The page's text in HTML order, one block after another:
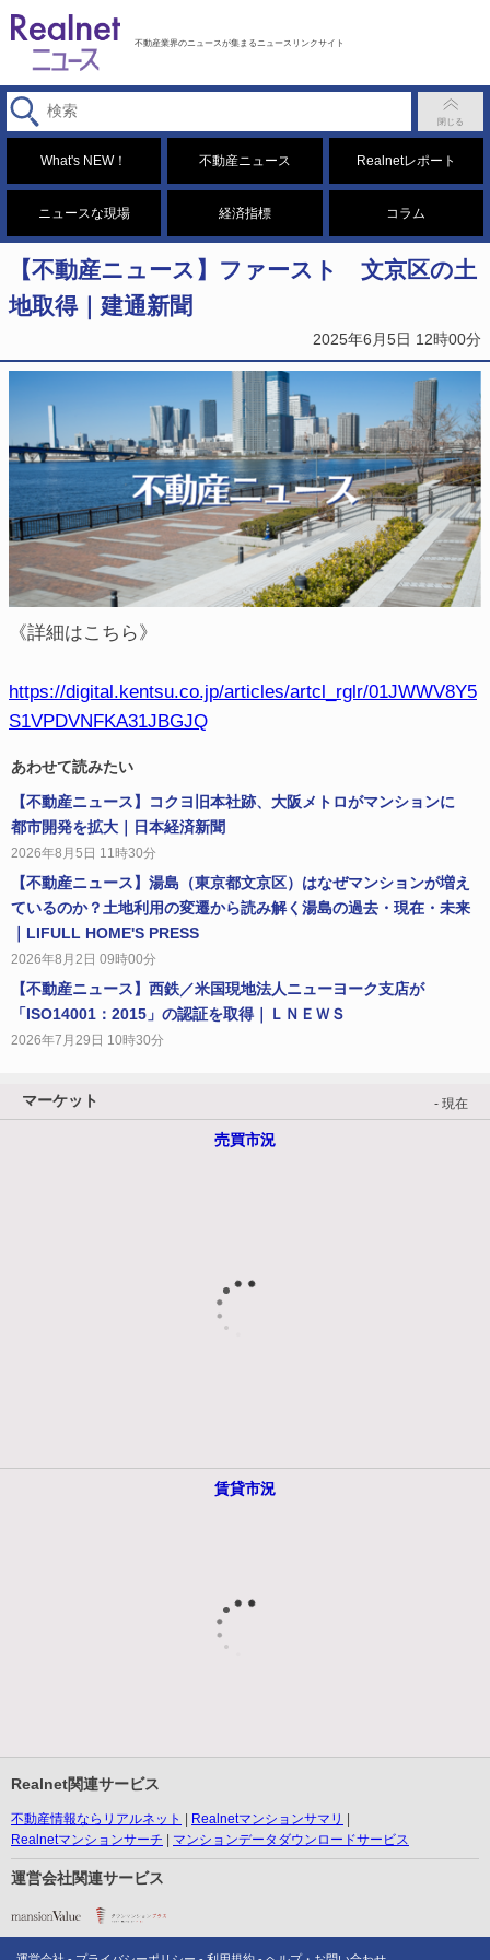
不動産業界のニュースが集まるニュースリンクサイト
What's NEW！ 不動産ニュース Realnetレポート
ニュースな現場 経済指標 コラム
【不動産ニュース】ファースト 文京区の土
地取得｜建通新聞
2025年6月5日 12時00分
《詳細はこちら》
https://digital.kentsu.co.jp/articles/artcl_rglr/01JWWV8Y5
S1VPDVNFKA31JBGJQ
あわせて読みたい
【不動産ニュース】コクヨ旧本社跡、大阪メトロがマンションに
都市開発を拡大｜日本経済新聞
2026年8月5日 11時30分
【不動産ニュース】湯島（東京都文京区）はなぜマンションが増え
ているのか？土地利用の変遷から読み解く湯島の過去・現在・未来
｜LIFULL HOME'S PRESS
2026年8月2日 09時00分
【不動産ニュース】西鉄／米国現地法人ニューヨーク支店が
「ISO14001：2015」の認証を取得｜ＬＮＥＷＳ
2026年7月29日 10時30分
マーケット - 現在
売買市況
賃貸市況
Realnet関連サービス
不動産情報ならリアルネット
Realnetマンションサマリ
Realnetマンションサーチ
マンションデータダウンロードサービス
運営会社関連サービス